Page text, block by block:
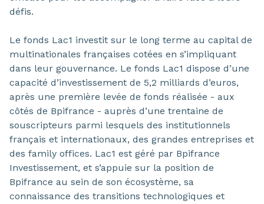
défis.
Le fonds Lac1 investit sur le long terme au capital de
multinationales françaises cotées en s’impliquant
dans leur gouvernance. Le fonds Lac1 dispose d’une
capacité d’investissement de 5,2 milliards d’euros,
après une première levée de fonds réalisée - aux
côtés de Bpifrance - auprès d’une trentaine de
souscripteurs parmi lesquels des institutionnels
français et internationaux, des grandes entreprises et
des family offices. Lac1 est géré par Bpifrance
Investissement, et s’appuie sur la position de
Bpifrance au sein de son écosystème, sa
connaissance des transitions technologiques et